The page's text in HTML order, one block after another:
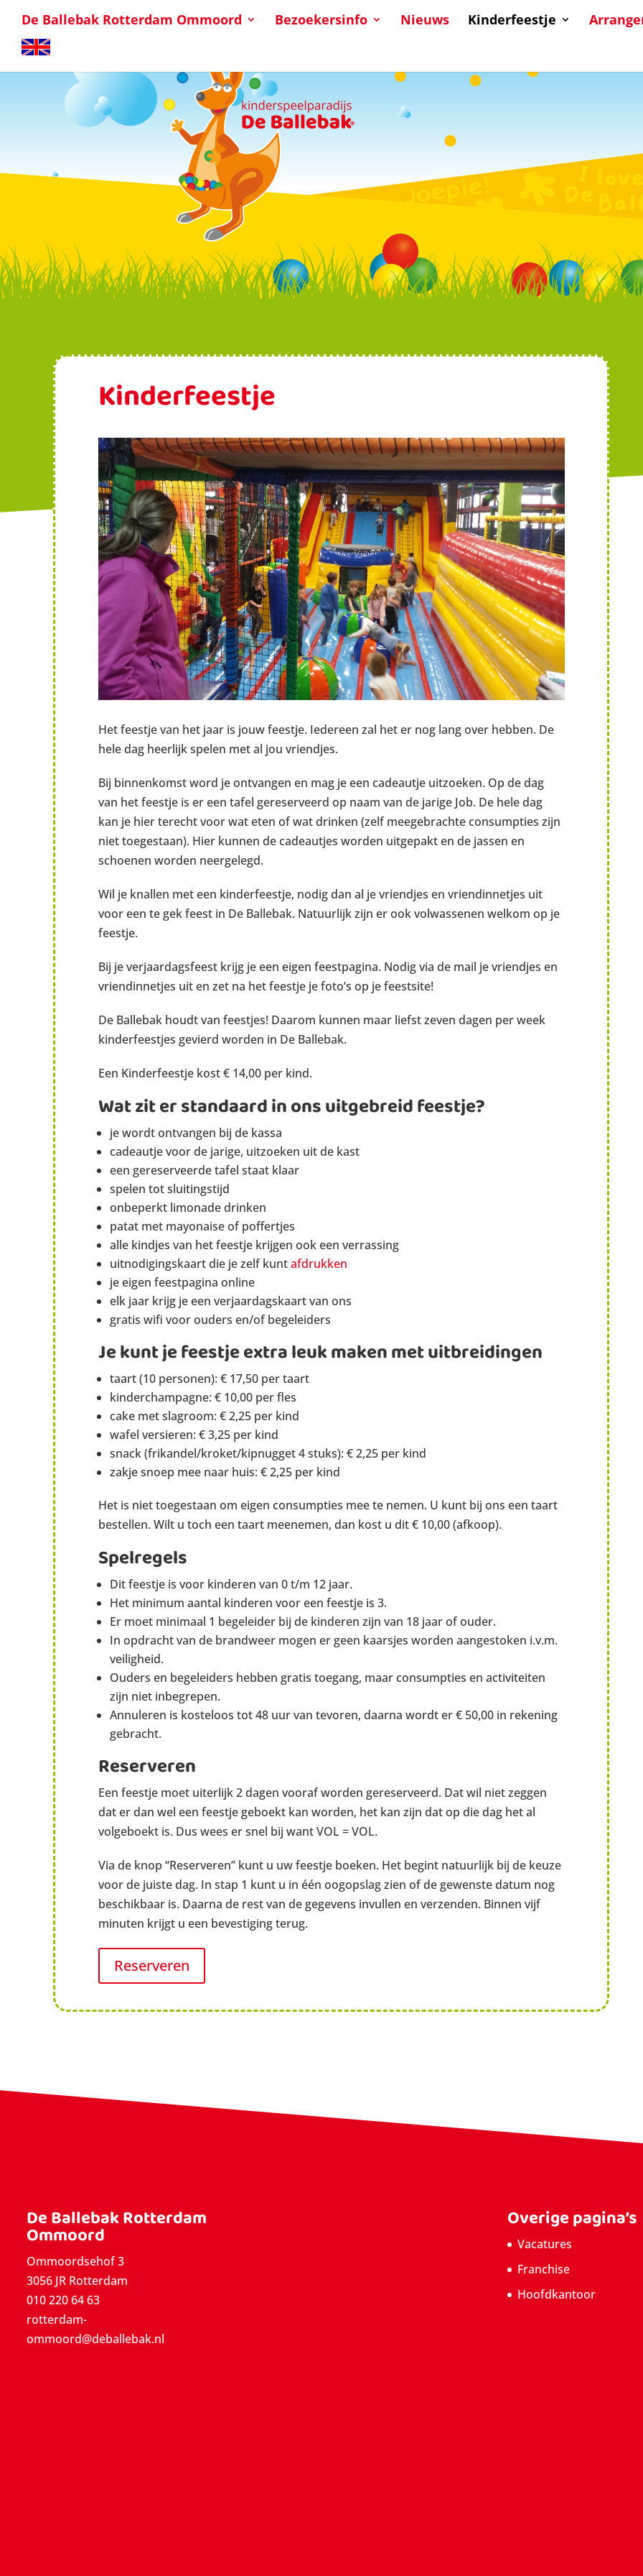
De Ballebak Rotterdam Ommoord Bezoekersinfo Nieuws Kinderfeestje
Kinderfeestje
Het feestje van het jaar is jouw feestje. Iedereen zal het er nog lang over hebben. De
hele dag heerlijk spelen met al jou vriendjes.
Bij binnenkomst word je ontvangen en mag je een cadeautje uitzoeken. Op de dag
van het feestje is er een tafel gereserveerd op naam van de jarige Job. De hele dag
kan je hier terecht voor wat eten of wat drinken (zelf meegebrachte consumpties zijn
niet toegestaan). Hier kunnen de cadeautjes worden uitgepakt en de jassen en
schoenen worden neergelegd.
Wil je knallen met een kinderfeestje, nodig dan al je vriendjes en vriendinnetjes uit
voor een te gek feest in De Ballebak. Natuurlijk zijn er ook volwassenen welkom op je
feestje.
Bij je verjaardagsfeest krijg je een eigen feestpagina. Nodig via de mail je vriendjes en
vriendinnetjes uit en zet na het feestje je foto’s op je feestsite!
De Ballebak houdt van feestjes! Daarom kunnen maar liefst zeven dagen per week
kinderfeestjes gevierd worden in De Ballebak.
Een Kinderfeestje kost € 14,00 per kind.
Wat zit er standaard in ons uitgebreid feestje?
je wordt ontvangen bij de kassa
cadeautje voor de jarige, uitzoeken uit de kast
een gereserveerde tafel staat klaar
spelen tot sluitingstijd
onbeperkt limonade drinken
patat met mayonaise of poffertjes
alle kindjes van het feestje krijgen ook een verrassing
uitnodigingskaart die je zelf kuntafdrukken
je eigen feestpagina online
elk jaar krijg je een verjaardagskaart van ons
gratis wifi voor ouders en/of begeleiders
Je kunt je feestje extra leuk maken met uitbreidingen
taart (10 personen): € 17,50 per taart
kinderchampagne: € 10,00 per fles
cake met slagroom: € 2,25 per kind
wafel versieren: € 3,25 per kind
snack (frikandel/kroket/kipnugget 4 stuks): € 2,25 per kind
zakje snoep mee naar huis: € 2,25 per kind
Het is niet toegestaan om eigen consumpties mee te nemen. U kunt bij ons een taart
bestellen. Wilt u toch een taart meenemen, dan kost u dit € 10,00 (afkoop).
Spelregels
Dit feestje is voor kinderen van 0 t/m 12 jaar.
Het minimum aantal kinderen voor een feestje is 3.
Er moet minimaal 1 begeleider bij de kinderen zijn van 18 jaar of ouder.
In opdracht van de brandweer mogen er geen kaarsjes worden aangestoken i.v.m.
veiligheid.
Ouders en begeleiders hebben gratis toegang, maar consumpties en activiteiten
zijn niet inbegrepen.
Annuleren is kosteloos tot 48 uur van tevoren, daarna wordt er € 50,00 in rekening
gebracht.
Reserveren
Een feestje moet uiterlijk 2 dagen vooraf worden gereserveerd. Dat wil niet zeggen
dat er dan wel een feestje geboekt kan worden, het kan zijn dat op die dag het al
volgeboekt is. Dus wees er snel bij want VOL = VOL.
Via de knop “Reserveren” kunt u uw feestje boeken. Het begint natuurlijk bij de keuze
voor de juiste dag. In stap 1 kunt u in één oogopslag zien of de gewenste datum nog
beschikbaar is. Daarna de rest van de gegevens invullen en verzenden. Binnen vijf
minuten krijgt u een bevestiging terug.
Reserveren
De Ballebak Rotterdam
Ommoord
Ommoordsehof 3
3056 JR Rotterdam
010 220 64 63
rotterdam-
ommoord@deballebak.nl
Overige pagina’s
Vacatures
Franchise
Hoofdkantoor